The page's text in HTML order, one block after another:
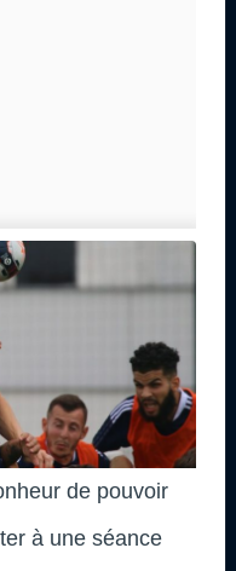
de pouvoir
à une séance